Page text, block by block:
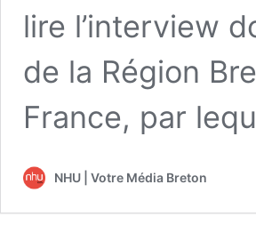
lire l’interview
de la Région
France, par
NHU | Votre Média Breton